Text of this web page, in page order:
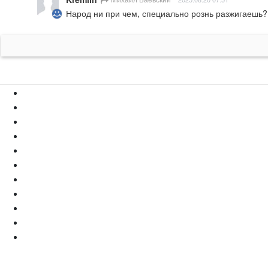
Народ ни при чем, специально рознь